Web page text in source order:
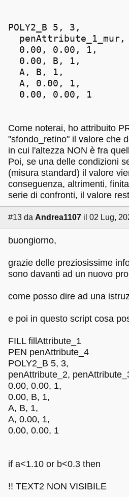
POLY2_B 5, 3,
penAttribute_1_mur,
0.00, 0.00, 1,
0.00, B, 1,
A, B, 1,
A, 0.00, 1,
0.00, 0.00, 1
Come noterai, ho attribuito
"sfondo_retino" il valore che
in cui l'altezza NON è fra
Poi, se una delle condizioni
(misura standard) il valore
conseguenza, altrimenti,
serie di confronti, il valore
#13 da Andrea1107 il 02 Lug,
buongiorno,
grazie delle preziosissime
sono davanti ad un nuovo
come posso dire ad una
e poi in questo script cosa
FILL fillAttribute_1
PEN penAttribute_4
POLY2_B 5, 3,
penAttribute_2,
0.00, 0.00, 1,
0.00, B, 1,
A, B, 1,
A, 0.00, 1,
0.00, 0.00, 1
if a<1.10 or b<0.3 then
!! TEXT2 NON VISIBILE